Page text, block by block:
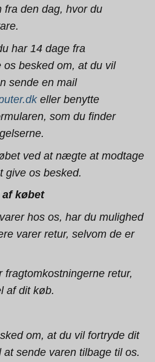
fra den dag, hvor du
har 14 dage fra
besked om, at du vil
sende en mail
eller benytte
som du finder
ved at nægte at modtage
give os besked.
købet
hos os, har du mulighed
varer retur, selvom de er
retur,
af dit køb.
om, at du vil fortryde dit
sende varen tilbage til os.